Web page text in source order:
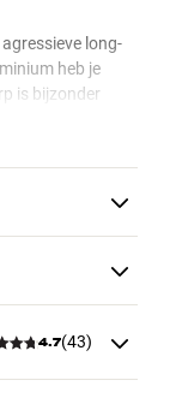
long-
heb je
is bijzonder
Dat wil
zijn – hij levert
4.7(43)